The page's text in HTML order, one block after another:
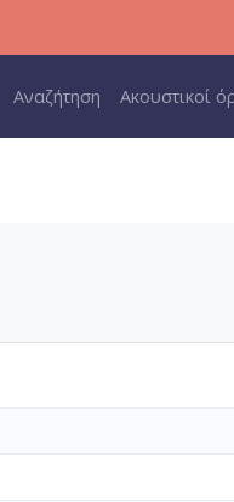
Main navigation
Αναζήτηση Ακουστικοί